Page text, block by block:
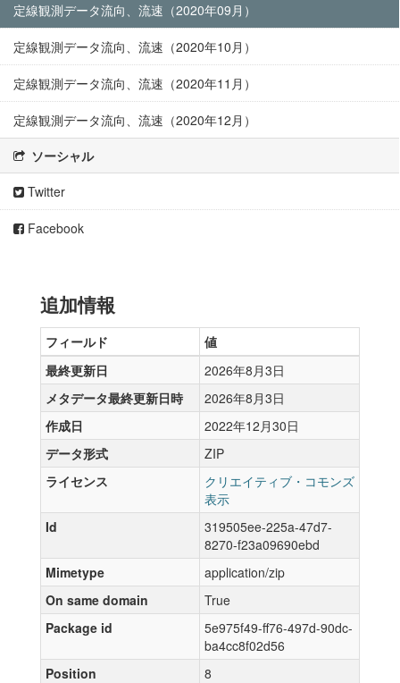
定線観測データ流向、流速（2020年09月）
定線観測データ流向、流速（2020年10月）
定線観測データ流向、流速（2020年11月）
定線観測データ流向、流速（2020年12月）
ソーシャル
Twitter
Facebook
追加情報
フィールド
値
最終更新日
2026年8月3日
メタデータ最終更新日時
2026年8月3日
作成日
2022年12月30日
データ形式
ZIP
ライセンス
クリエイティブ・コモンズ
表示
Id
319505ee-225a-47d7-
8270-f23a09690ebd
Mimetype
application/zip
On same domain
True
Package id
5e975f49-ff76-497d-90dc-
ba4cc8f02d56
Position
8